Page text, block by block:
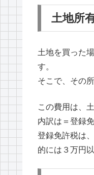
土地所
土地を買った
す。
そこで、その
この費用は、
内訳は＝登録
登録免許税は
的には３万円